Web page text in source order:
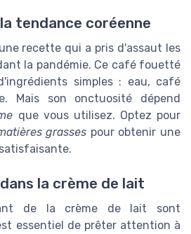
tendance coréenne
recette qui a pris d'assaut les
la pandémie. Ce café fouetté
simples : eau, café
Mais son onctuosité dépend
que vous utilisez. Optez pour
grasses pour obtenir une
la crème de lait
de la crème de lait sont
essentiel de prêter attention à